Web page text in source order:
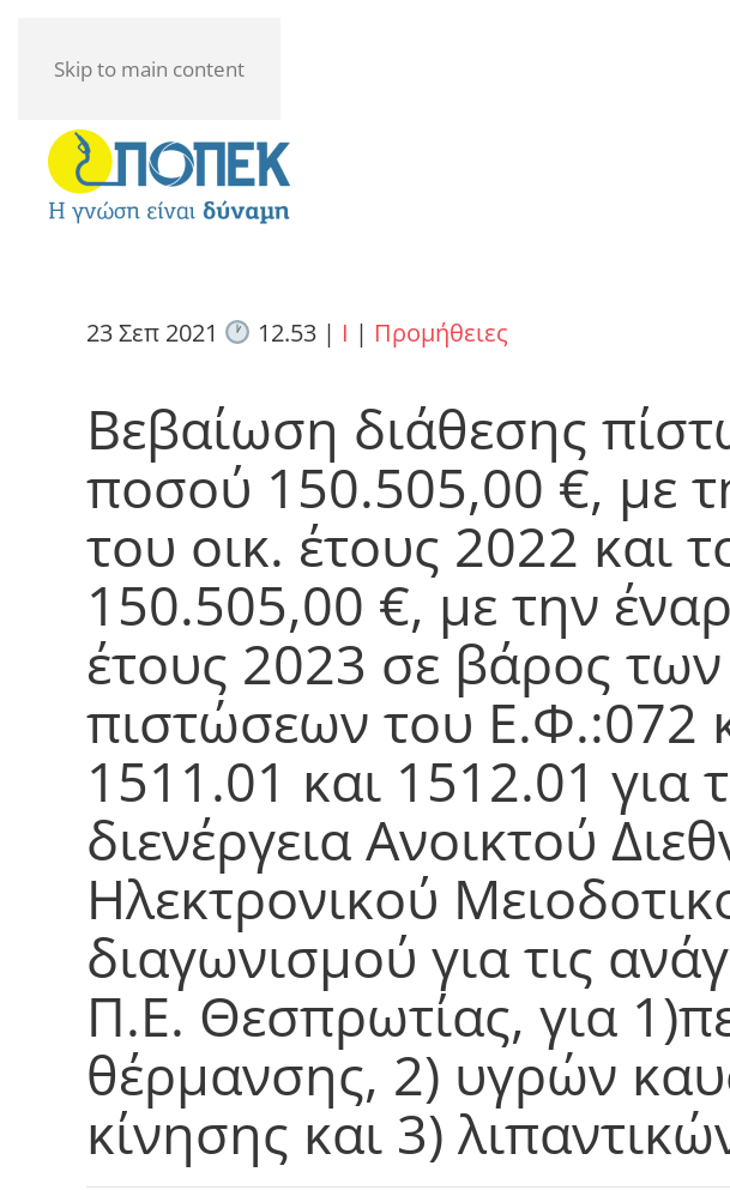
Skip to main content
23 Σεπ 2021 12.53| I | Προμήθειες
Βεβαίωση διάθεσης
ποσού 150.505,00 €, με
του οικ. έτους 2022 και
150.505,00 €, με την
έτους 2023 σε βάρος των
πιστώσεων του Ε.Φ.:072
1511.01 και 1512.01 για
διενέργεια Ανοικτού
Ηλεκτρονικού
διαγωνισμού για τις
Π.Ε. Θεσπρωτίας, για
θέρμανσης, 2) υγρών
κίνησης και 3)